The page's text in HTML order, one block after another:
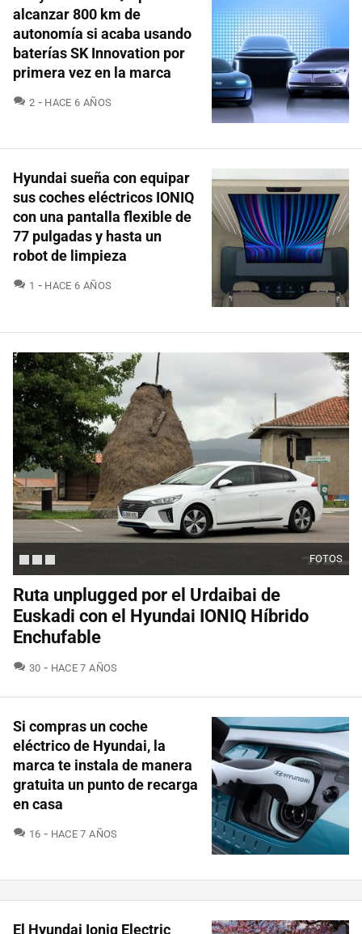
alcanzar 800 km de
autonomía si acaba usando
baterías SK Innovation por
primera vez en la marca
2 COMENTARIOS
HACE 6 AÑOS
Hyundai sueña con equipar
sus coches eléctricos IONIQ
con una pantalla flexible de
77 pulgadas y hasta un
robot de limpieza
1 COMENTARIOS
HACE 6 AÑOS
FOTOS
Ruta unplugged por el Urdaibai de
Euskadi con el Hyundai IONIQ Híbrido
Enchufable
30 COMENTARIOS
HACE 7 AÑOS
Si compras un coche
eléctrico de Hyundai, la
marca te instala de manera
gratuita un punto de recarga
en casa
16 COMENTARIOS
HACE 7 AÑOS
El Hyundai Ioniq Electric